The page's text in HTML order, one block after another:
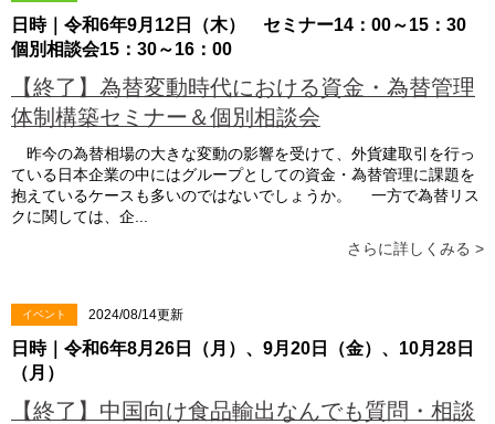
日時｜令和6年9月12日（木） セミナー14：00～15：30
個別相談会15：30～16：00
【終了】為替変動時代における資金・為替管理
体制構築セミナー＆個別相談会
昨今の為替相場の大きな変動の影響を受けて、外貨建取引を行っ
ている日本企業の中にはグループとしての資金・為替管理に課題を
抱えているケースも多いのではないでしょうか。 一方で為替リス
クに関しては、企...
さらに詳しくみる >
イベント 2024/08/14更新
日時｜令和6年8月26日（月）、9月20日（金）、10月28日
（月）
【終了】中国向け食品輸出なんでも質問・相談